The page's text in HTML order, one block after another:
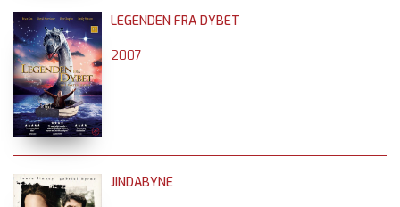
LEGENDEN FRA DYBET
2007
JINDABYNE